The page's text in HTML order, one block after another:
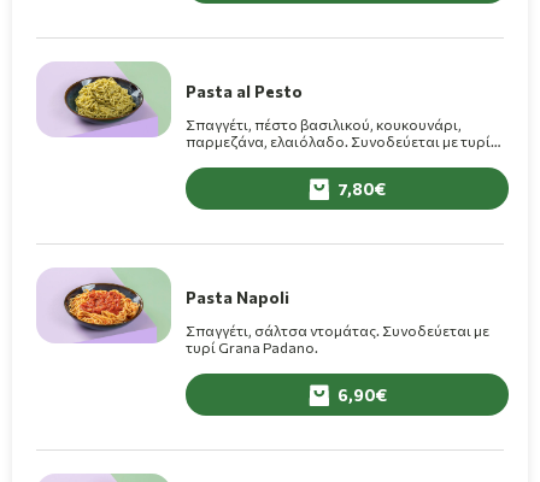
Pasta al Pesto
Σπαγγέτι, πέστο βασιλικού, κουκουνάρι,
παρμεζάνα, ελαιόλαδο. Συνοδεύεται με τυρί
7,80
Pasta Napoli
Σπαγγέτι, σάλτσα ντομάτας. Συνοδεύεται με
τυρί Grana Padano.
6,90